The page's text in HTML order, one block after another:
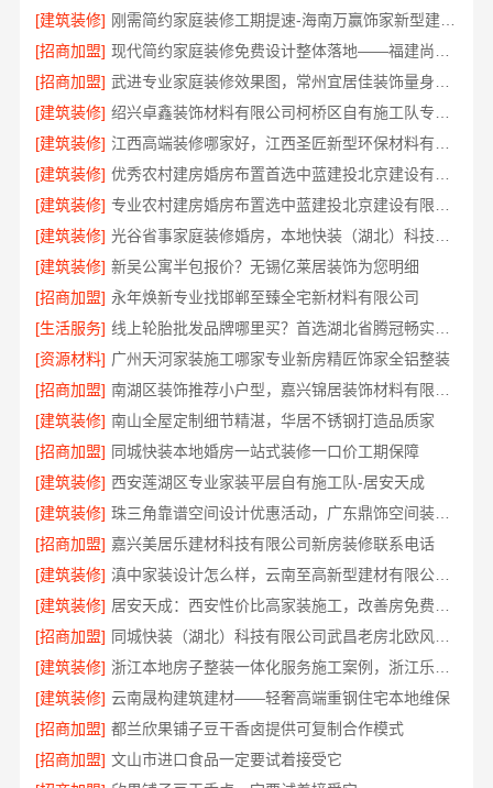
[建筑装修]
刚需简约家庭装修工期提速-海南万赢饰家新型建筑材料有限公
[招商加盟]
[招商加盟]
[建筑装修]
[建筑装修]
[建筑装修]
[建筑装修]
[建筑装修]
[建筑装修] 新吴公寓半包报价？无锡亿莱居装饰为您明细
[招商加盟] 永年焕新专业找邯郸至臻全宅新材料有限公司
[生活服务]
[资源材料] 广州天河家装施工哪家专业新房精匠饰家全铝整装
[招商加盟]
[建筑装修] 南山全屋定制细节精湛，华居不锈钢打造品质家
[招商加盟] 同城快装本地婚房一站式装修一口价工期保障
[建筑装修] 西安莲湖区专业家装平层自有施工队-居安天成
[建筑装修]
珠三角靠谱空间设计优惠活动，广东鼎饰空间装饰工程有限公司
[招商加盟] 嘉兴美居乐建材科技有限公司新房装修联系电话
[建筑装修]
滇中家装设计怎么样，云南至高新型建材有限公司口碑之选
[建筑装修]
[招商加盟]
[建筑装修]
[建筑装修] 云南晟构建筑建材——轻奢高端重钢住宅本地维保
[招商加盟] 都兰欣果铺子豆干香卤提供可复制合作模式
[招商加盟] 文山市进口食品一定要试着接受它